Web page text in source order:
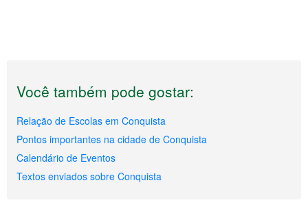
Você também pode gostar:
Relação de Escolas em Conquista
Pontos importantes na cidade de Conquista
Calendário de Eventos
Textos enviados sobre Conquista